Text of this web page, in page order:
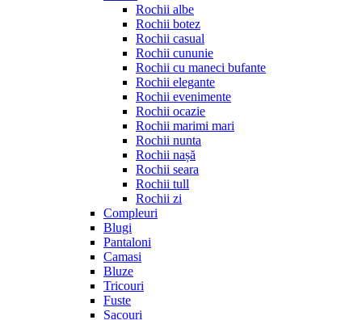
Rochii albe
Rochii botez
Rochii casual
Rochii cununie
Rochii cu maneci bufante
Rochii elegante
Rochii evenimente
Rochii ocazie
Rochii marimi mari
Rochii nunta
Rochii nașă
Rochii seara
Rochii tull
Rochii zi
Compleuri
Blugi
Pantaloni
Camasi
Bluze
Tricouri
Fuste
Sacouri